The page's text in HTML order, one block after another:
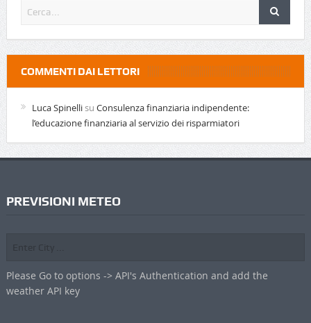
COMMENTI DAI LETTORI
Luca Spinellisu Consulenza finanziaria indipendente:
l’educazione finanziaria al servizio dei risparmiatori
PREVISIONI METEO
Please Go to options -> API's Authentication and add the
weather API key